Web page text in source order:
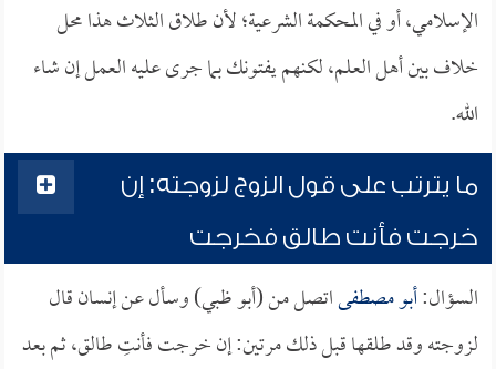
الإسلامي، أو في المحكمة الشرعية؛ لأن طلاق الثلاث هذا محل
خلاف بين أهل العلم، لكنهم يفتونك بما جرى عليه العمل إن شاء
الله.
ما يترتب على قول الزوج لزوجته: إن
خرجت فأنت طالق فخرجت
السؤال:أبو مصطفىاتصل من (أبو ظبي) وسأل عن إنسان قال
لزوجته وقد طلقها قبل ذلك مرتين: إن خرجت فأنتِ طالق، ثم بعد